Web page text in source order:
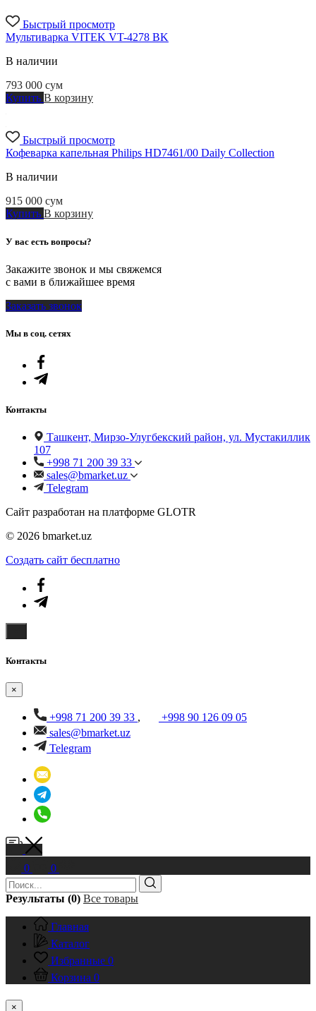
Быстрый просмотр
Мультиварка VITEK VT-4278 BK
В наличии
793 000 сум
Купить В корзину
Быстрый просмотр
Кофеварка капельная Philips HD7461/00 Daily Collection
В наличии
915 000 сум
Купить В корзину
У вас есть вопросы?
Закажите звонок и мы свяжемся
с вами в ближайшее время
Заказать звонок
Мы в соц. сетях
Контакты
Ташкент, Мирзо-Улугбекский район, ул. Мустакиллик
107
+998 71 200 39 33
sales@bmarket.uz
Telegram
Сайт разработан на платформе GLOTR
© 2026 bmarket.uz
Создать cайт бесплатно
Контакты
×
+998 71 200 39 33 ,
+998 90 126 09 05
sales@bmarket.uz
Telegram
0 0
Результаты (0) Все товары
Главная
Каталог
Избранные 0
Корзина 0
×